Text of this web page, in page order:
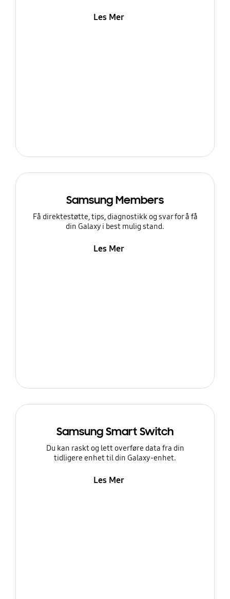
Les Mer
Samsung Members
Få direktestøtte, tips, diagnostikk og svar for å få
din Galaxy i best mulig stand.
Les Mer
Samsung Smart Switch
Du kan raskt og lett overføre data fra din
tidligere enhet til din Galaxy-enhet.
Les Mer